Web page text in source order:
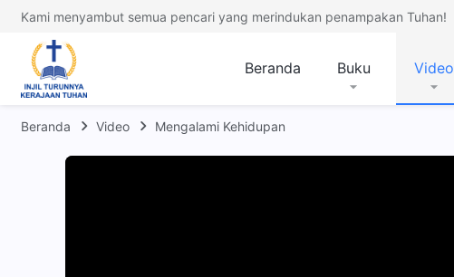
Kami menyambut semua pencari yang merindukan penampakan Tuhan!
Beranda Buku Video
Beranda Video Mengalami Kehidupan